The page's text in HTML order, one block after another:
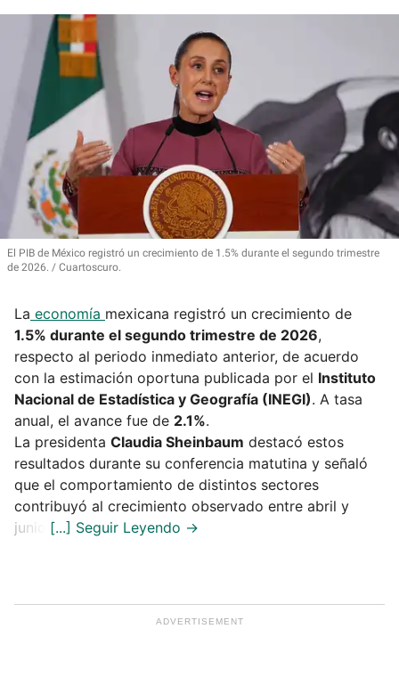
El PIB de México registró un crecimiento de 1.5% durante el segundo trimestre
de 2026.
Cuartoscuro.
La economía mexicana registró un crecimiento de
1.5% durante el segundo trimestre de 2026,
respecto al periodo inmediato anterior, de acuerdo
con la estimación oportuna publicada por el Instituto
Nacional de Estadística y Geografía (INEGI). A tasa
anual, el avance fue de 2.1%.
La presidenta Claudia Sheinbaum destacó estos
resultados durante su conferencia matutina y señaló
que el comportamiento de distintos sectores
contribuyó al crecimiento observado entre abril y
junio.